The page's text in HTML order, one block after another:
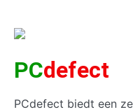
PCdefect
PCdefect biedt een